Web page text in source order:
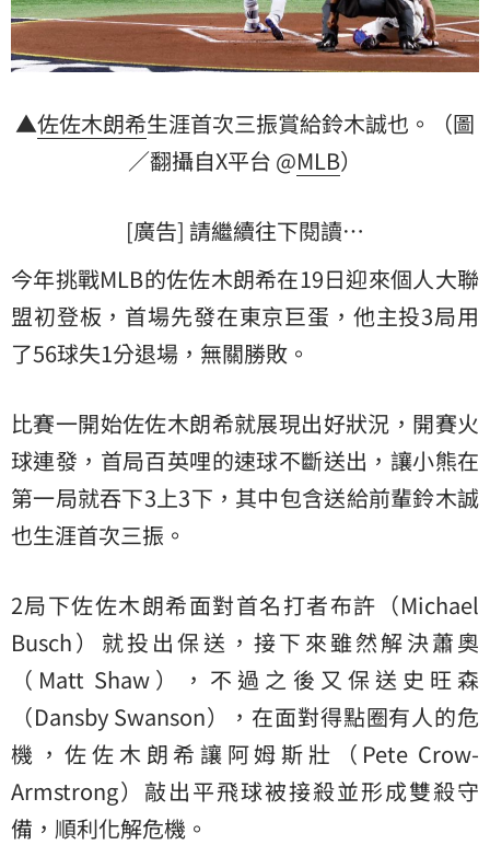
▲佐佐木朗希生涯首次三振賞給鈴木誠也。（圖
／翻攝自X平台 @MLB）
[廣告] 請繼續往下閱讀…
今年挑戰MLB的佐佐木朗希在19日迎來個人大聯
盟初登板，首場先發在東京巨蛋，他主投3局用
了56球失1分退場，無關勝敗。
比賽一開始佐佐木朗希就展現出好狀況，開賽火
球連發，首局百英哩的速球不斷送出，讓小熊在
第一局就吞下3上3下，其中包含送給前輩鈴木誠
也生涯首次三振。
2局下佐佐木朗希面對首名打者布許（Michael
Busch）就投出保送，接下來雖然解決蕭奧
（Matt Shaw），不過之後又保送史旺森
（Dansby Swanson），在面對得點圈有人的危
機，佐佐木朗希讓阿姆斯壯（Pete Crow-
Armstrong）敲出平飛球被接殺並形成雙殺守
備，順利化解危機。